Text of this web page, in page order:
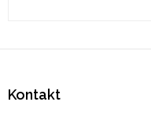
Kontakt